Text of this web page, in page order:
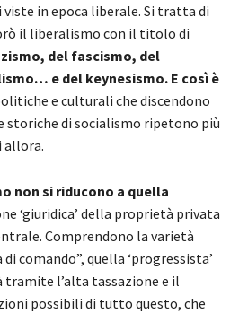
in epoca liberale. Si tratta di
il liberalismo con il titolo di
del fascismo, del
e del keynesismo. E così è
e culturali che discendono
storiche di socialismo ripetono più
allora.
non si riducono a quella
‘giuridica’ della proprietà privata
Comprendono la varietà
comando”, quella ‘progressista’
l’alta tassazione e il
possibili di tutto questo, che